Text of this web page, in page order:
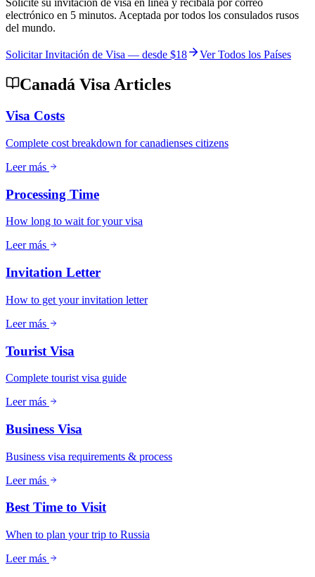
Solicite su invitación de visa en línea y recíbala por correo
electrónico en 5 minutos. Aceptada por todos los consulados rusos
del mundo.
Solicitar Invitación de Visa — desde $18 Ver Todos los Países
Canadá Visa Articles
Visa Costs
Complete cost breakdown for canadienses citizens
Leer más
Processing Time
How long to wait for your visa
Leer más
Invitation Letter
How to get your invitation letter
Leer más
Tourist Visa
Complete tourist visa guide
Leer más
Business Visa
Business visa requirements & process
Leer más
Best Time to Visit
When to plan your trip to Russia
Leer más